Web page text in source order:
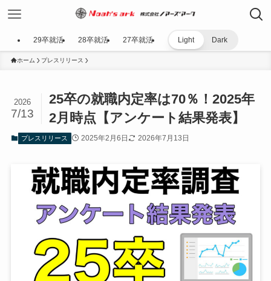
29卒就活 28卒就活 27卒就活 Light Dark
ホーム プレスリリース
25卒の就職内定率は70％！2025年
2月時点【アンケート結果発表】
2026
7/13
プレスリリース 2025年2月6日 2026年7月13日